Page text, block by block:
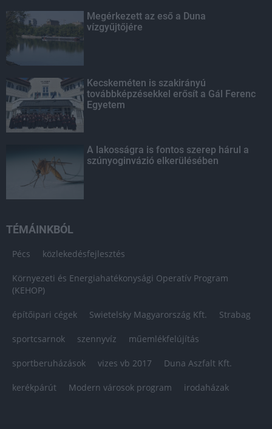
Megérkezett az eső a Duna
vízgyűjtőjére
Kecskeméten is szakirányú
továbbképzésekkel erősít a Gál Ferenc
Egyetem
A lakosságra is fontos szerep hárul a
szúnyoginvázió elkerülésében
TÉMÁINKBÓL
Pécs közlekedésfejlesztés
Környezeti és Energiahatékonysági Operatív Program
(KEHOP)
építőipari cégek Swietelsky Magyarország Kft. Strabag
sportcsarnok szennyvíz műemlékfelújítás
sportberuházások vizes vb 2017 Duna Aszfalt Kft.
kerékpárút Modern városok program irodaházak